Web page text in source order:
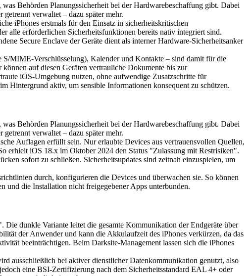
Behörden Planungssicherheit bei der Hardwarebeschaffung gibt. Dabei
verwaltet – dazu später mehr.
iPhones erstmals für den Einsatz in sicherheitskritischen
alle erforderlichen Sicherheitsfunktionen bereits nativ integriert sind.
Secure Enclave der Geräte dient als interner Hardware-Sicherheitsanker
MIME-Verschlüsselung), Kalender und Kontakte – sind damit für die
auf diesen Geräten vertrauliche Dokumente bis zur
iOS-Umgebung nutzen, ohne aufwendige Zusatzschritte für
Hintergrund aktiv, um sensible Informationen konsequent zu schützen.
Behörden Planungssicherheit bei der Hardwarebeschaffung gibt. Dabei
verwaltet – dazu später mehr.
Auflagen erfüllt sein. Nur erlaubte Devices aus vertrauensvollen Quellen,
erhielt iOS 18.x im Oktober 2024 den Status "Zulassung mit Restrisiken".
sofort zu schließen. Sicherheitsupdates sind zeitnah einzuspielen, um
durch, konfigurieren die Devices und überwachen sie. So können
und die Installation nicht freigegebener Apps unterbunden.
dunkle Variante leitet die gesamte Kommunikation der Endgeräte über
der Anwender und kann die Akkulaufzeit des iPhones verkürzen, da das
beeinträchtigen. Beim Darksite-Management lassen sich die iPhones
ausschließlich bei aktiver dienstlicher Datenkommunikation genutzt, also
eine BSI-Zertifizierung nach dem Sicherheitsstandard EAL 4+ oder